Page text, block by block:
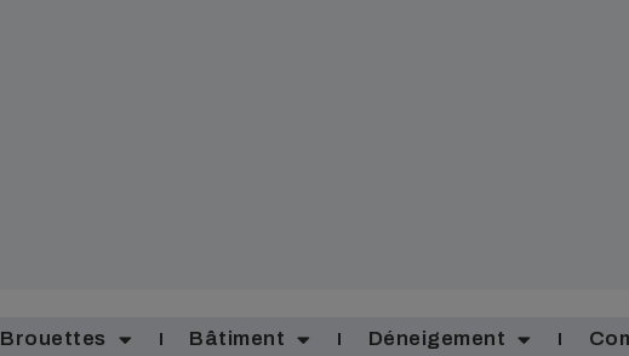
Brouettes Bâtiment Déneigement